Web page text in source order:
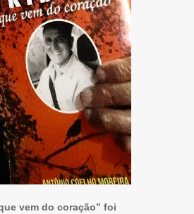
vem do coração” foi